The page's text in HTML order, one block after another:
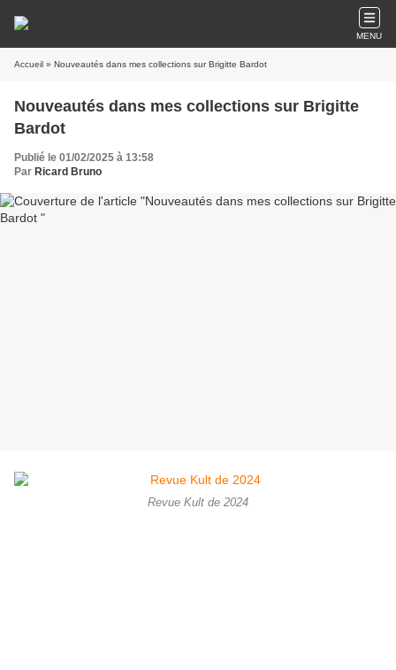
MENU
Accueil » Nouveautés dans mes collections sur Brigitte Bardot
Nouveautés dans mes collections sur Brigitte
Bardot
Publié le 01/02/2025 à 13:58
Par Ricard Bruno
Revue Kult de 2024